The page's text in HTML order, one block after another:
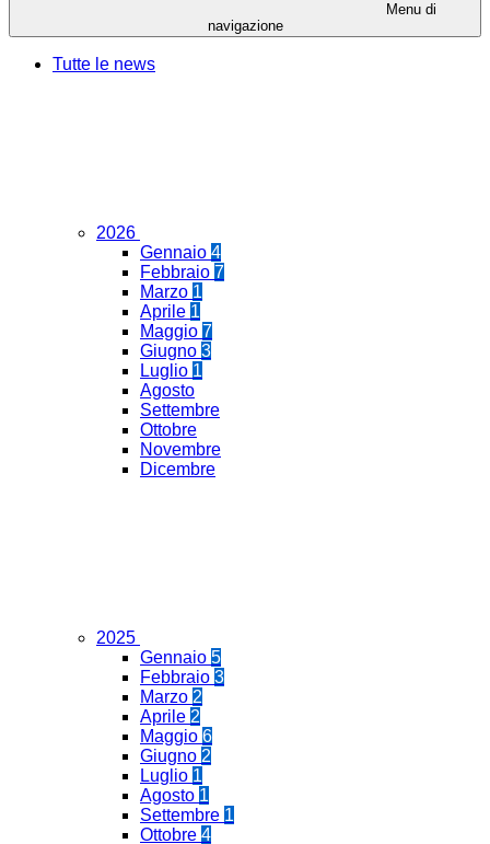
Menu di
navigazione
Tutte le news
2026
Gennaio 4
Febbraio 7
Marzo 1
Aprile 1
Maggio 7
Giugno 3
Luglio 1
Agosto
Settembre
Ottobre
Novembre
Dicembre
2025
Gennaio 5
Febbraio 3
Marzo 2
Aprile 2
Maggio 6
Giugno 2
Luglio 1
Agosto 1
Settembre 1
Ottobre 4